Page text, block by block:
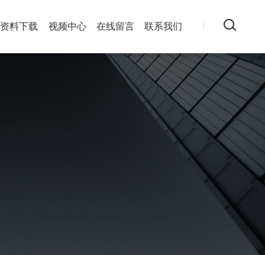
资料下载 视频中心 在线留言 联系我们